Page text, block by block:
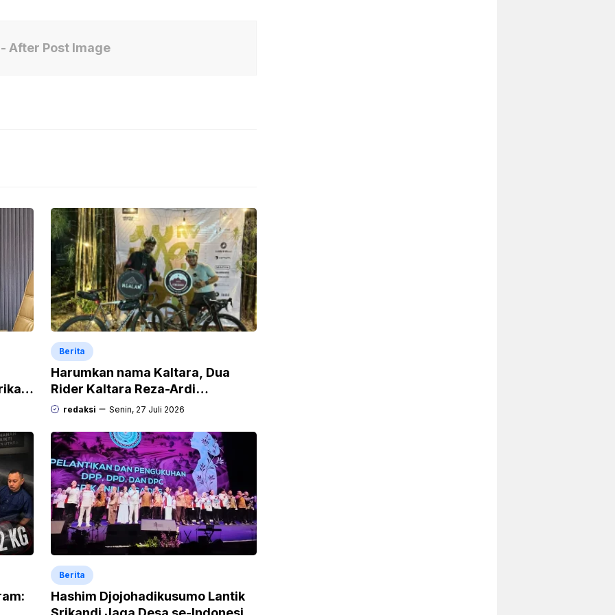
After Post Image
Berita
Harumkan nama Kaltara, Dua
Rider Kaltara Reza-Ardi
menuntaskan tantangan ekstrem
redaksi Senin, 27 Juli 2026
Berita
Hashim Djojohadikusumo Lantik